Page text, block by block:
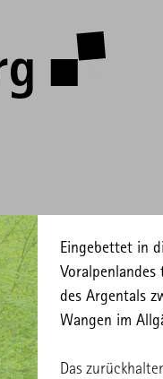
Eingebettet in
des Argentals
Wangen im
Das